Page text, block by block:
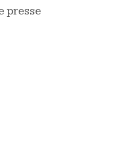
presse